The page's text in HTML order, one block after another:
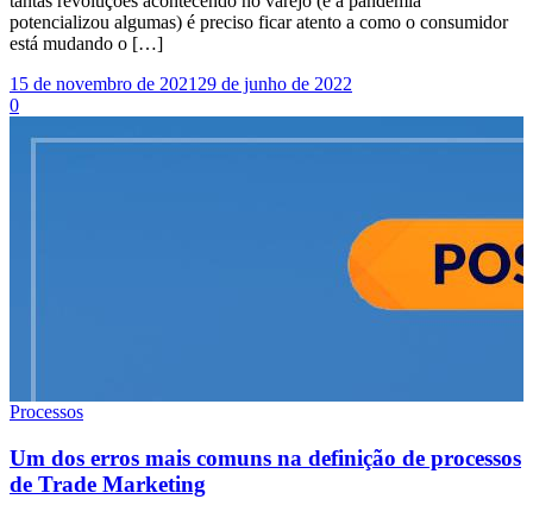
potencializou algumas) é preciso ficar atento a como o consumidor
está mudando o […]
15 de novembro de 2021 29 de junho de 2022
0
Processos
Um dos erros mais comuns na definição de processos
de Trade Marketing